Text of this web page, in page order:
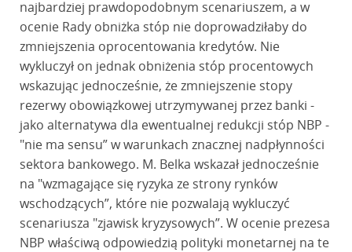
najbardziej prawdopodobnym scenariuszem, a w
ocenie Rady obniżka stóp nie doprowadziłaby do
zmniejszenia oprocentowania kredytów. Nie
wykluczył on jednak obniżenia stóp procentowych
wskazując jednocześnie, że zmniejszenie stopy
rezerwy obowiązkowej utrzymywanej przez banki -
jako alternatywa dla ewentualnej redukcji stóp NBP -
"nie ma sensu” w warunkach znacznej nadpłynności
sektora bankowego. M. Belka wskazał jednocześnie
na "wzmagające się ryzyka ze strony rynków
wschodzących”, które nie pozwalają wykluczyć
scenariusza "zjawisk kryzysowych”. W ocenie prezesa
NBP właściwą odpowiedzią polityki monetarnej na te